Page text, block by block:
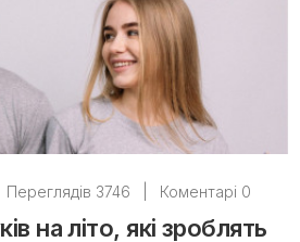
Переглядів 3746 Коментарі 0
на літо, які зроблять